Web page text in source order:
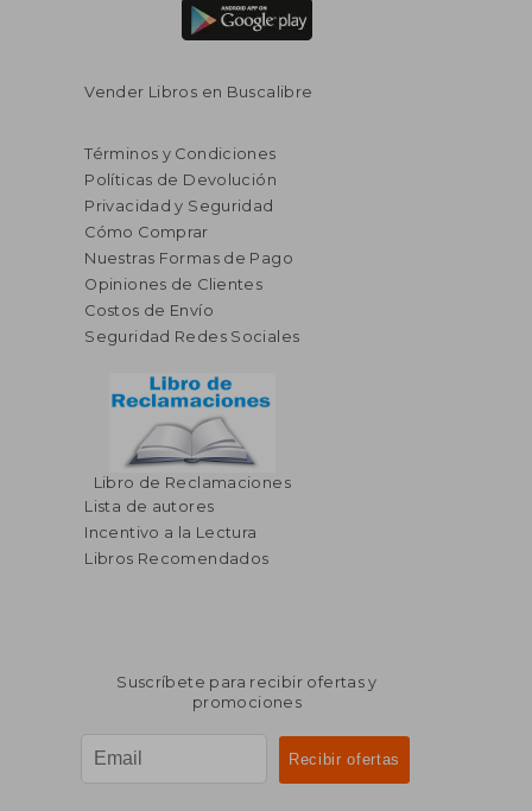
Vender Libros en Buscalibre
Términos y Condiciones
Políticas de Devolución
Privacidad y Seguridad
Cómo Comprar
Nuestras Formas de Pago
Opiniones de Clientes
Costos de Envío
Seguridad Redes Sociales
Libro de Reclamaciones
Lista de autores
Incentivo a la Lectura
Libros Recomendados
Suscríbete para recibir ofertas y
promociones